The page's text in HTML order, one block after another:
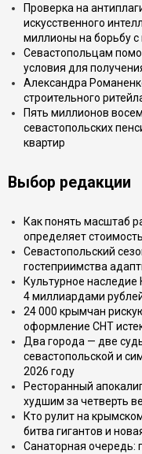
Проверка на
искусственного
миллионы на борьбу
Севастопольцам
условия для
Александра
строительного
Пять миллионов
севастопольских
квартир
Выбор редакции
Как понять масштаб
определяет
Севастопольский
гостеприимства
Культурное
4 миллиардами
24 000 крымчан
оформление СНТ
Два города — две
севастопольской и
2026 году
Ресторанный
худшим за четверть
Кто рулит на
битва гигантов и
Санаторная очередь: